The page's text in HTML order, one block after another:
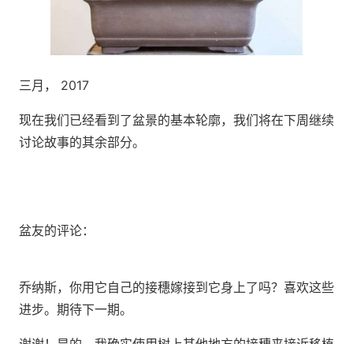
三月， 2017
现在我们已经看到了盆景的基本轮廓，我们将在下周继续
讨论故事的其余部分。
盆友的评论：
乔纳斯，你用它自己的接穗嫁接到它身上了吗？喜欢这些
进步。期待下一期。